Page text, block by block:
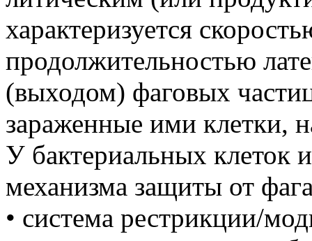
характеризуется
продолжительностью
(выходом) фаговых
зараженные ими клетки,
У бактериальных клеток
механизма защиты от
• система рестрикции/